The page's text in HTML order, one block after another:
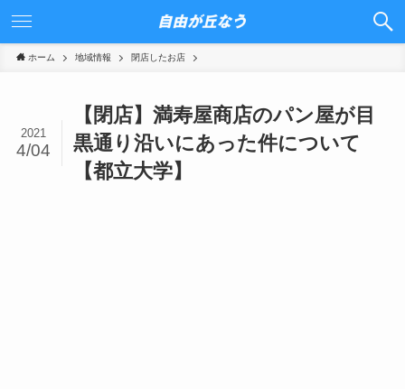
ホーム 地域情報 閉店したお店
【閉店】満寿屋商店のパン屋が目
黒通り沿いにあった件について
【都立大学】
2021
4/04